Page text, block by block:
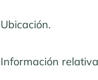
Ubicación.
Información